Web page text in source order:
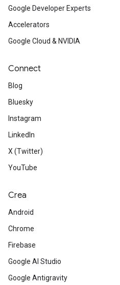
Google Developer Experts
Accelerators
Google Cloud & NVIDIA
Connect
Blog
Bluesky
Instagram
LinkedIn
X (Twitter)
YouTube
Crea
Android
Chrome
Firebase
Google AI Studio
Google Antigravity